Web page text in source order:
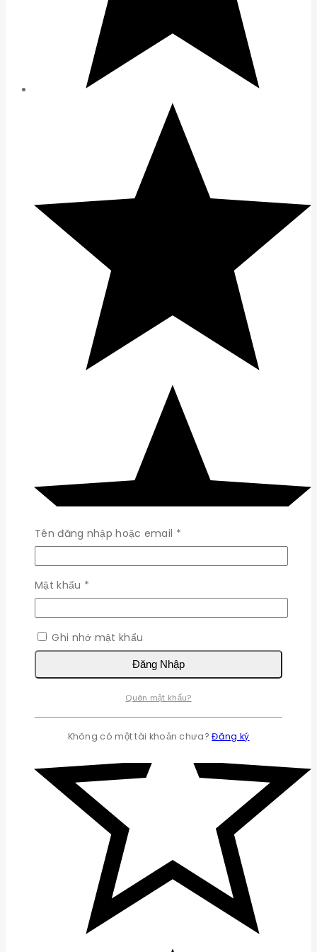
Tên đăng nhập hoặc email *Bắt
buộc
Mật khẩu *
buộc
Ghi nhớ mật khẩu
Đăng Nhập
Quên mật khẩu?
Không có một tài khoản chưa?Đăng ký